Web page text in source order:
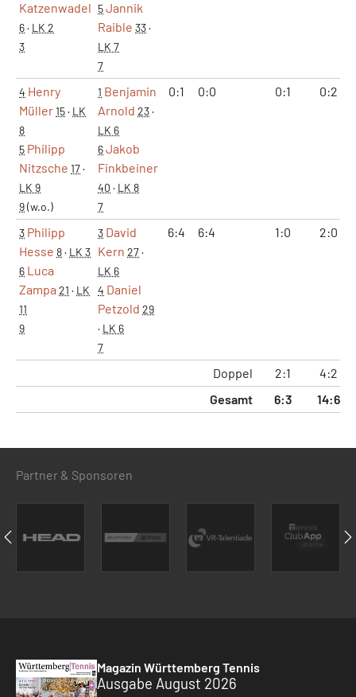
Katzenwadel
6· LK 2
3
5Jannik
Raible 33·
LK 7
7
4 Henry
Müller15· LK
8
5 Philipp
Nitzsche 17·
LK 9
9(w.o.)
1 Benjamin
Arnold 23·
LK 6
6Jakob
Finkbeiner
40 · LK 8
7
0:1 0:0 0:1 0:2
3 Philipp
Hesse 8· LK 3
6 Luca
Zampa 21 · LK
11
9
3 David
Kern 27·
LK 6
4 Daniel
Petzold 29
· LK 6
7
6:4 6:4 1:0 2:0
Doppel 2:1 4:2
Gesamt
6:3 14:6
Partner & Sponsoren
Magazin Württemberg Tennis
Ausgabe August 2026